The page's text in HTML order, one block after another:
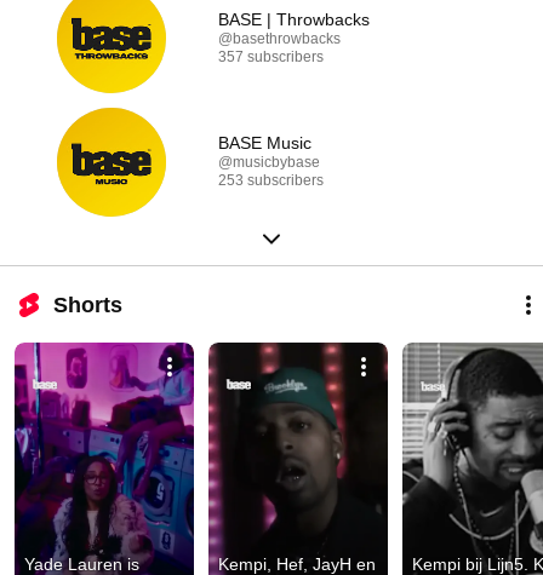
BASE | Throwbacks
@basethrowbacks
357 subscribers
BASE Music
@musicbybase
253 subscribers
Shorts
Yade Lauren is
Kempi, Hef, JayH en
Kempi bij Lijn5.